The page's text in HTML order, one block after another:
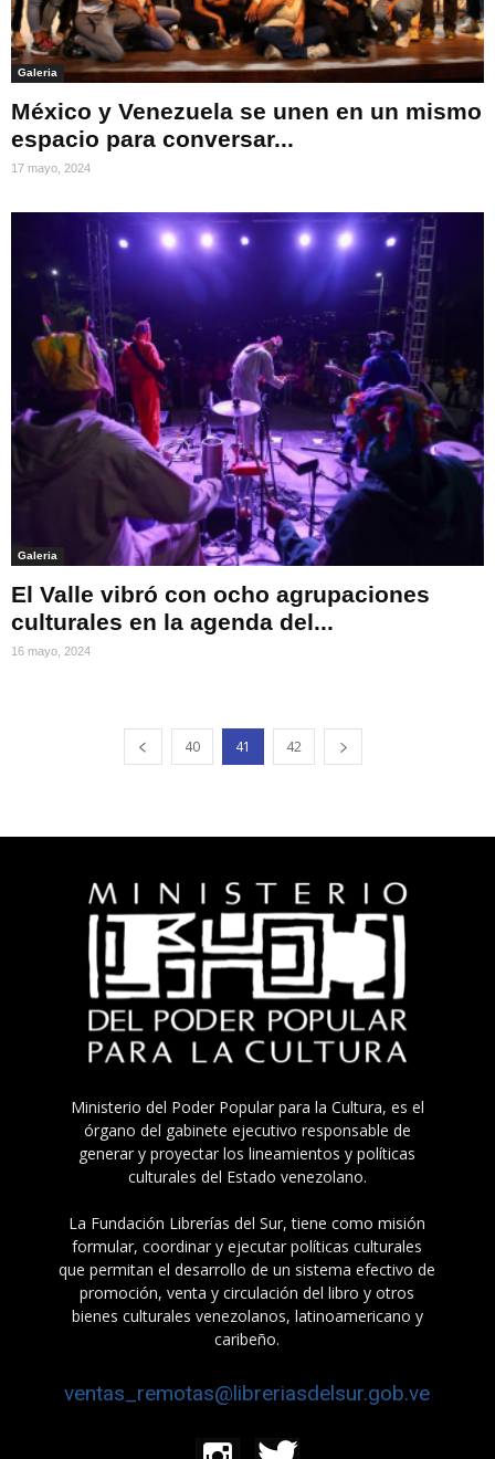
Galeria
México y Venezuela se unen en un mismo
espacio para conversar...
17 mayo, 2024
Galeria
El Valle vibró con ocho agrupaciones
culturales en la agenda del...
16 mayo, 2024
40 41 42
Ministerio del Poder Popular para la Cultura, es el
órgano del gabinete ejecutivo responsable de
generar y proyectar los lineamientos y políticas
culturales del Estado venezolano.
La Fundación Librerías del Sur, tiene como misión
formular, coordinar y ejecutar políticas culturales
que permitan el desarrollo de un sistema efectivo de
promoción, venta y circulación del libro y otros
bienes culturales venezolanos, latinoamericano y
caribeño.
ventas_remotas@libreriasdelsur.gob.ve